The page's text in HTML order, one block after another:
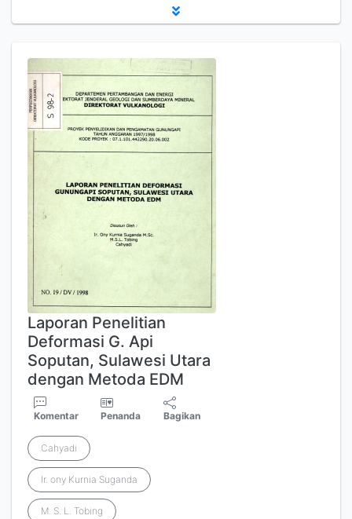
Laporan Penelitian
Deformasi G. Api
Soputan, Sulawesi Utara
dengan Metoda EDM
Komentar Penanda Bagikan
Cahyadi
Ir. ony Kurnia Suganda
M. S. L. Tobing